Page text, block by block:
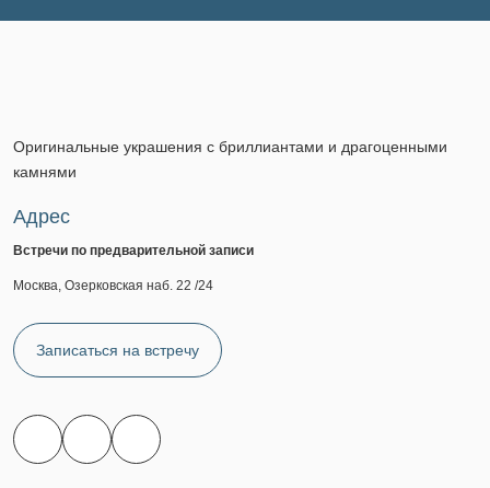
Оригинальные украшения с бриллиантами и драгоценными
камнями
Адрес
Встречи по предварительной записи
Москва, Озерковская наб. 22 /24
Записаться на встречу